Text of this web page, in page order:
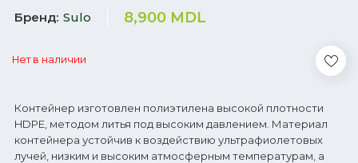
Бренд Sulo 8,900 MDL
Нет в наличии
Контейнер изготовлен полиэтилена высокой плотности
HDPE, методом литья под высоким давлением. Материал
контейнера устойчив к воздействию ультрафиолетовых
лучей, низким и высоким атмосферным температурам, а